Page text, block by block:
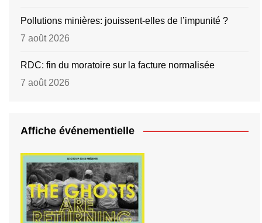
Pollutions minières: jouissent-elles de l’impunité ?
7 août 2026
RDC: fin du moratoire sur la facture normalisée
7 août 2026
Affiche événementielle